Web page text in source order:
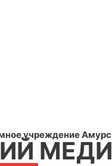
учреждение